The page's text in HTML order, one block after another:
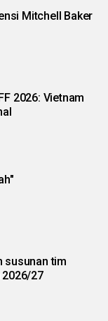
Mitchell Baker
2026: Vietnam
susunan tim
27